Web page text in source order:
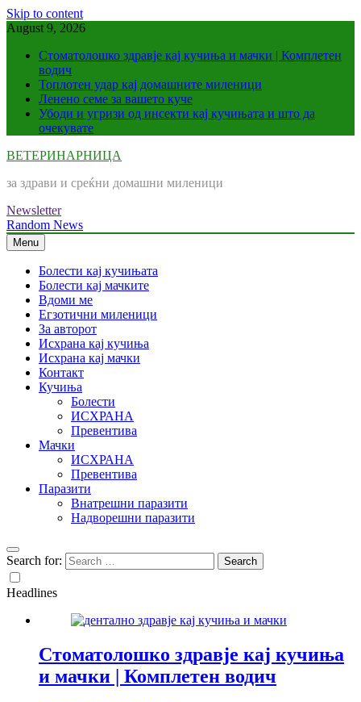
Skip to content
August 9, 2026
Стоматолошко здравје кај кучиња и мачки | Комплетен
водич
Топлотен удар кај домашните миленици
Ленено семе за вашето куче
Убоди и угризи од инсекти кај кучињата и што да
очекувате
ВЕТЕРИНАРНИЦА
за здрави и среќни домашни миленици
Newsletter
Random News
Menu
Болести кај кучињата
Болести кај мачките
Вдоми ме
Егзотични миленици
За авторот
Исхрана кај кучиња
Исхрана кај мачки
Контакт
Кучиња
Болести
ИСХРАНА
Превентива
Мачки
ИСХРАНА
Превентива
Паразити
Внатрешни паразити
Надворешни паразити
Search for:
Headlines
Стоматолошко здравје кај кучиња
и мачки | Комплетен водич